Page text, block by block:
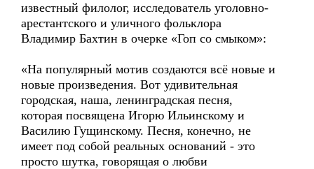
известный филолог, исследователь уголовно-
арестантского и уличного фольклора
Владимир Бахтин в очерке «Гоп со смыком»:
«На популярный мотив создаются всё новые и
новые произведения. Вот удивительная
городская, наша, ленинградская песня,
которая посвящена Игорю Ильинскому и
Василию Гущинскому. Песня, конечно, не
имеет под собой реальных оснований - это
просто шутка, говорящая о любви